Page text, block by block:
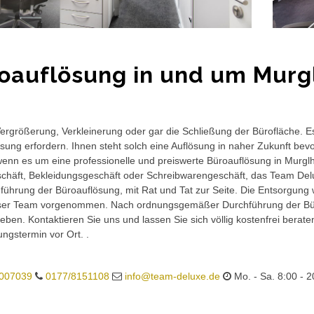
in und um
Verkleinerung oder gar die Schließung der Bürofläche.
erfordern. Ihnen steht solch eine Auflösung in naher Zukunft
es um eine professionelle und preiswerte Büroauflösung in
Bekleidungsgeschäft oder Schreibwarengeschäft, das Team
der Büroauflösung, mit Rat und Tat zur Seite. Die
Team vorgenommen. Nach ordnungsgemäßer Durchführung der
Kontaktieren Sie uns und lassen Sie sich völlig kostenfrei
vor Ort. .
0177/8151108 info@team-deluxe.de Mo. - Sa. 8:00 -